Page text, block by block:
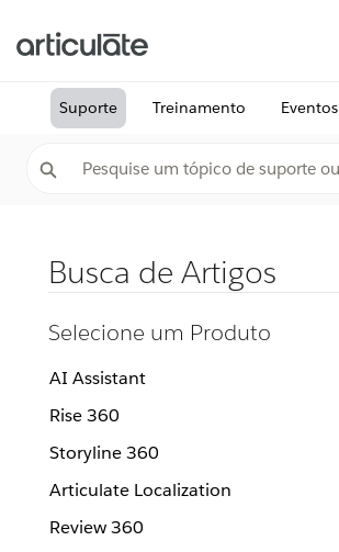
Suporte Treinamento Eventos
Busca de Artigos
Selecione um Produto
AI Assistant
Rise 360
Storyline 360
Articulate Localization
Review 360